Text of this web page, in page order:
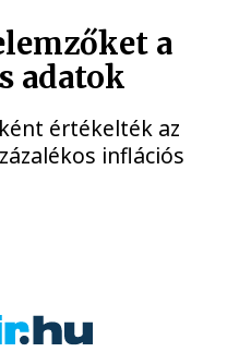
a
adatok
értékelték az
inflációs